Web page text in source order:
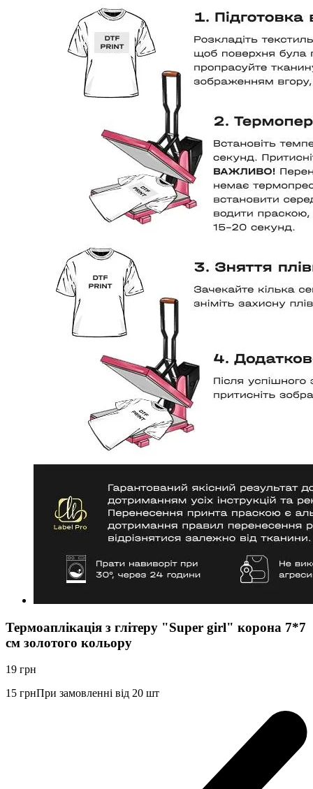
Термоаплікація з глітеру "Super girl" корона 7*7
см золотого кольору
19 грн
15 грнПри замовленні від 20 шт